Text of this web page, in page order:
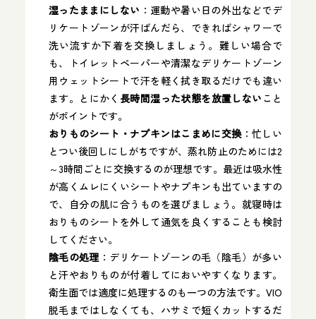
湿ったままにしない ：運動や暑い日の外出などでデ
リケートゾーンが汗ばんだら、できればシャワーで
洗い流すか下着を交換しましょう。難しい場合で
も、トイレットペーパーや清潔なデリケートゾーン
用ウェットシートで汗を軽く拭き取るだけでも違い
ます。とにかく 長時間湿った状態を放置しない こと
がポイントです。
おりものシート・ナプキンはこまめに交換：忙しい
とつい後回しにしがちですが、蒸れ防止のためには2
～3時間ごとに交換するのが理想です。最近は吸水性
が高くムレにくいシートやナプキンも出ていますの
で、自分の肌に合うものを選びましょう。就寝時は
おりものシートを外して通気を良くすることも検討
してください。
陰毛の処理 ：デリケートゾーンの毛（陰毛）が多い
と汗やおりものが付着してにおいやすくなります。
衛生面では適度に処理するのも一つの方法です。VIO
脱毛まではしなくても、ハサミで短くカットするだ